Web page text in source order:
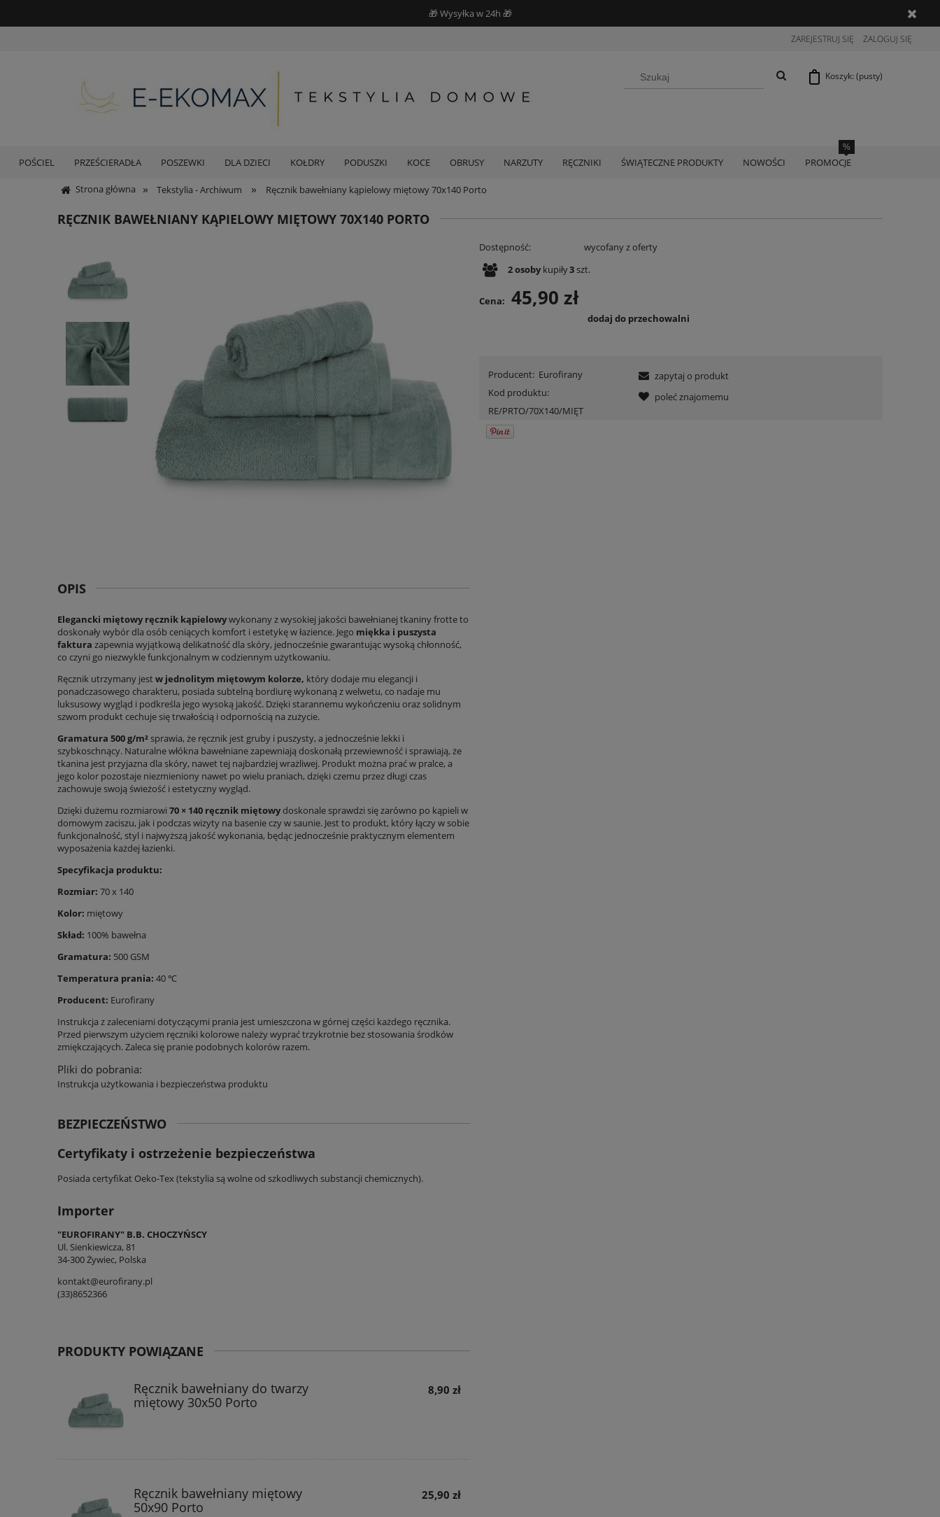
🎁 Wysyłka w 24h 🎁
ZAREJESTRUJ SIĘ ZALOGUJ SIĘ
Koszyk: (pusty)
POŚCIEL PRZEŚCIERADŁA POSZEWKI DLA DZIECI KOŁDRY PODUSZKI KOCE OBRUSY NARZUTY RĘCZNIKI ŚWIĄTECZNE PRODUKTY NOWOŚCI PROMOCJE
Strona główna » Tekstylia - Archiwum » Ręcznik bawełniany kąpielowy miętowy 70x140 Porto
RĘCZNIK BAWEŁNIANY KĄPIELOWY MIĘTOWY 70X140 PORTO
Dostępność:
wycofany z oferty
2osobykupiły3szt.
Cena: 45,90 zł
dodaj do przechowalni
Producent: Eurofirany
Kod produktu:
RE/PRTO/70X140/MIĘT
zapytaj o produkt
poleć znajomemu
OPIS
Elegancki miętowy ręcznik kąpielowywykonany z wysokiej jakości bawełnianej tkaniny frotte to
doskonały wybór dla osób ceniących komfort i estetykę w łazience. Jego miękka i puszysta
faktura zapewnia wyjątkową delikatność dla skóry, jednocześnie gwarantując wysoką chłonność,
co czyni go niezwykle funkcjonalnym w codziennym użytkowaniu.
Ręcznik utrzymany jestw jednolitym miętowym kolorze, który dodaje mu elegancji i
ponadczasowego charakteru, posiada subtelną bordiurę wykonaną z welwetu, co nadaje mu
luksusowy wygląd i podkreśla jego wysoką jakość. Dzięki starannemu wykończeniu oraz solidnym
szwom produkt cechuje się trwałością i odpornością na zużycie.
Gramatura 500 g/m²sprawia, że ręcznik jest gruby i puszysty, a jednocześnie lekki i
szybkoschnący. Naturalne włókna bawełniane zapewniają doskonałą przewiewność i sprawiają, że
tkanina jest przyjazna dla skóry, nawet tej najbardziej wrażliwej. Produkt można prać w pralce, a
jego kolor pozostaje niezmieniony nawet po wielu praniach, dzięki czemu przez długi czas
zachowuje swoją świeżość i estetyczny wygląd.
Dzięki dużemu rozmiarowi 70 × 140 ręcznik miętowydoskonale sprawdzi się zarówno po kąpieli w
domowym zaciszu, jak i podczas wizyty na basenie czy w saunie. Jest to produkt, który łączy w sobie
funkcjonalność, styl i najwyższą jakość wykonania, będąc jednocześnie praktycznym elementem
wyposażenia każdej łazienki.
Specyfikacja produktu:
Rozmiar: 70 x 140
Kolor: miętowy
Skład: 100% bawełna
Gramatura: 500 GSM
Temperatura prania: 40 ℃
Producent: Eurofirany
Instrukcja z zaleceniami dotyczącymi prania jest umieszczona w górnej części każdego ręcznika.
Przed pierwszym użyciem ręczniki kolorowe należy wyprać trzykrotnie bez stosowania środków
zmiękczających. Zaleca się pranie podobnych kolorów razem.
Pliki do pobrania:
Instrukcja użytkowania i bezpieczeństwa produktu
BEZPIECZEŃSTWO
Certyfikaty i ostrzeżenie bezpieczeństwa
Posiada certyfikat Oeko-Tex (tekstylia są wolne od szkodliwych substancji chemicznych).
Importer
"EUROFIRANY" B.B. CHOCZYŃSCY
Ul. Sienkiewicza, 81
34-300 Żywiec, Polska
kontakt@eurofirany.pl
(33)8652366
PRODUKTY POWIĄZANE
Ręcznik bawełniany do twarzy
miętowy 30x50 Porto
8,90 zł
Ręcznik bawełniany miętowy
50x90 Porto
25,90 zł